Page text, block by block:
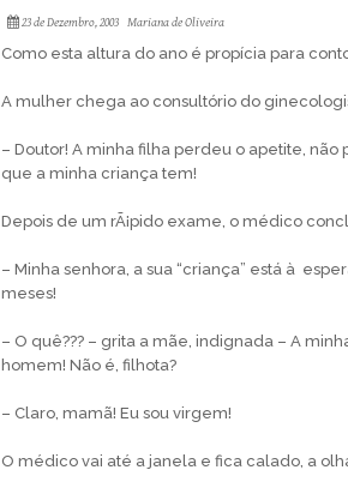
23 de Dezembro, 2003 Mariana de Oliveira
Como esta altura do ano é propí­cia para
A mulher chega ao consultório do
– Doutor! A minha filha perdeu o apetite, não
que a minha criança tem!
Depois de um rÃ¡pido exame, o médico
– Minha senhora, a sua “criança” está à
meses!
– O quê??? – grita a mãe, indignada – A
homem! Não é, filhota?
– Claro, mamã! Eu sou virgem!
O médico vai até a janela e fica calado, a